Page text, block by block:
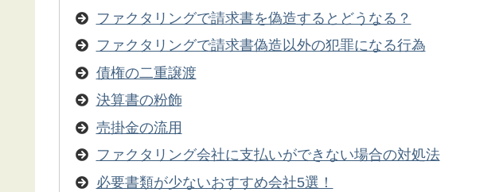
ファクタリングで請求書を偽造するとどうなる？
ファクタリングで請求書偽造以外の犯罪になる行為
債権の二重譲渡
決算書の粉飾
売掛金の流用
ファクタリング会社に支払いができない場合の対処法
必要書類が少ないおすすめ会社5選！